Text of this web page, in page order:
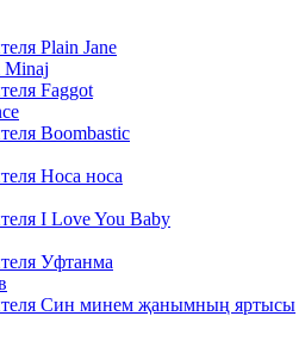
Plain Jane
Minaj
Faggot
Boombastic
Носа носа
I Love You Baby
Уфтанма
Син минем җанымның яртысы